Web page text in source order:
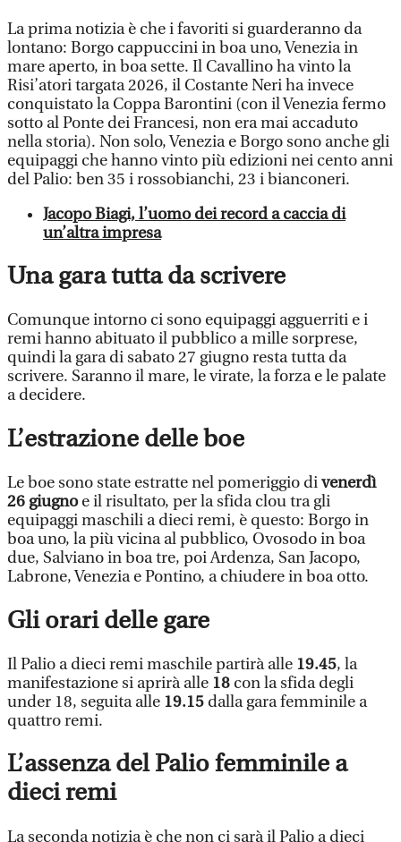
La prima notizia è che i favoriti si guarderanno da
lontano: Borgo cappuccini in boa uno, Venezia in
mare aperto, in boa sette. Il Cavallino ha vinto la
Risi’atori targata 2026, il Costante Neri ha invece
conquistato la Coppa Barontini (con il Venezia fermo
sotto al Ponte dei Francesi, non era mai accaduto
nella storia). Non solo, Venezia e Borgo sono anche gli
equipaggi che hanno vinto più edizioni nei cento anni
del Palio: ben 35 i rossobianchi, 23 i bianconeri.
Jacopo Biagi, l’uomo dei record a caccia di
un’altra impresa
Una gara tutta da scrivere
Comunque intorno ci sono equipaggi agguerriti e i
remi hanno abituato il pubblico a mille sorprese,
quindi la gara di sabato 27 giugno resta tutta da
scrivere. Saranno il mare, le virate, la forza e le palate
a decidere.
L’estrazione delle boe
Le boe sono state estratte nel pomeriggio divenerdì
26 giugnoe il risultato, per la sfida clou tra gli
equipaggi maschili a dieci remi, è questo: Borgo in
boa uno, la più vicina al pubblico, Ovosodo in boa
due, Salviano in boa tre, poi Ardenza, San Jacopo,
Labrone, Venezia e Pontino, a chiudere in boa otto.
Gli orari delle gare
Il Palio a dieci remi maschile partirà alle 19.45, la
manifestazione si aprirà alle 18 con la sfida degli
under 18, seguita alle 19.15 dalla gara femminile a
quattro remi.
L’assenza del Palio femminile a
dieci remi
La seconda notizia è che non ci sarà il Palio a dieci